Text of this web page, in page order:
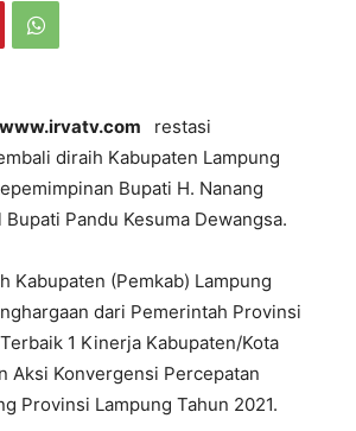
restasi
diraih Kabupaten Lampung
Bupati H. Nanang
Bupati Pandu Kesuma Dewangsa.
Kabupaten (Pemkab) Lampung
dari Pemerintah Provinsi
1 Kinerja Kabupaten/Kota
Aksi Konvergensi Percepatan
Provinsi Lampung Tahun 2021.